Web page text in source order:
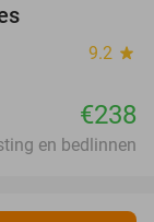
9.2 star
€238
en bedlinnen